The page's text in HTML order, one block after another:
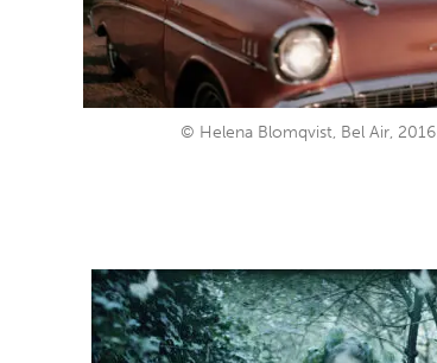
© Helena Blomqvist, Bel Air, 2016